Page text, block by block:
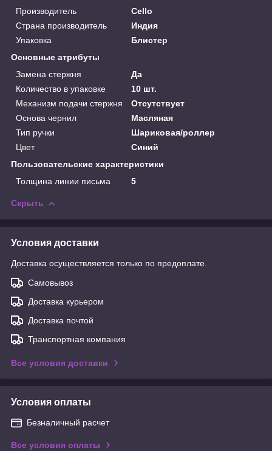
Производитель
Cello
Страна производитель
Индия
Упаковка
Блистер
Основные атрибуты
Замена стержня
Да
Количество в упаковке
10 шт.
Механизм подачи стержня
Отсутствует
Основа чернил
Масляная
Тип ручки
Шариковая/роллер
Цвет
Синий
Пользовательские характеристики
Толщина линии письма
5
Скрыть
Условия доставки
Доставка осуществляется только по предоплате.
Самовывоз
Доставка курьером
Доставка почтой
Транспортная компания
Все условия доставки
Условия оплаты
Безналичный расчет
Все условия оплаты